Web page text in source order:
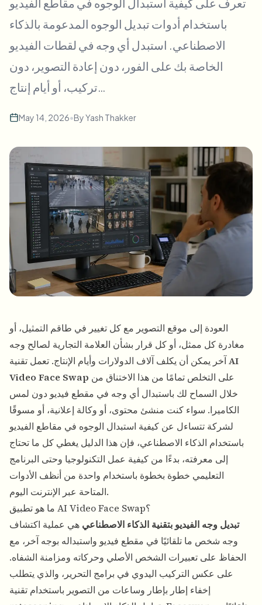
تبديل الوجه - فيديو
ذكاء الفيديو
طمس فيديوهات بالجملة
طمس الوجه بالجملة
خطوط أنابيب عالية الإنتاجية
طمس أي شيء
مناطق المؤسسات والسياسات والمراجعة
API & SDK
ذكاء الفيديو
إزالة الخلفية بالجملة
باستخدام أدوات تبديل الوجوه المدعومة بالذكاء
الاصطناعي. استبدل أي وجه في لقطات الفيديو
الخاصة بك على الفور، دون إعادة التصوير، دون
تركيب، أو أيام إنتاج…
May 14, 2026•ByYash Thakker
العودة إلى موقع التصوير مع كل تغيير في طاقم التمثيل، أو
مغادرة كل ممثل، أو كل قرار بشأن العلامة التجارية لصالح وجه
AI
Video Face Swap
خلال السماح لك باستبدال أي وجه في مقطع فيديو دون لمس
الكاميرا. سواء كنت منشئ محتوى، أو وكالة إعلانية، أو مسوقًا
لشركة تتساءل عن كيفية استبدال الوجوه في مقاطع الفيديو
باستخدام الذكاء الاصطناعي، فإن هذا الدليل يغطي كل ما تحتاج
إلى معرفته، بدءًا من كيفية عمل التكنولوجيا وحتى البرنامج
التعليمي خطوة بخطوة باستخدام واحدة من أنظف الأدوات
المتاحة عبر الإنترنت اليوم.
ما هو تطبيق AI Video Face Swap؟
تبديل وجه الفيديو بتقنية الذكاء الاصطناعي هي عملية اكتشاف
وجه شخص ما تلقائيًا في مقطع فيديو واستبداله بوجه آخر، مع
الحفاظ على تعبيرات الشخص الأصلي وحركاته ومزامنة الشفاه.
على عكس التركيب اليدوي في برامج التحرير، والذي يتطلب
إخفاء إطار بإطار وساعات من التصوير باستخدام تقنية